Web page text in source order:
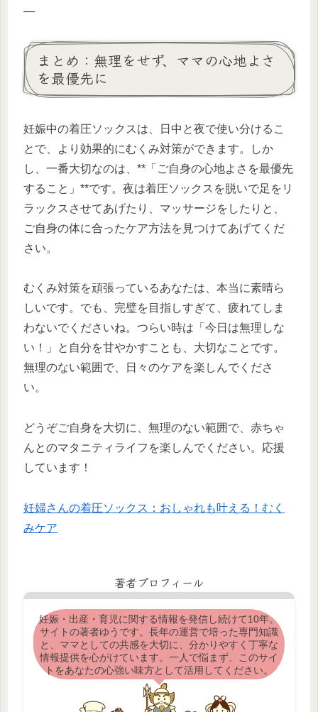
—
まとめ：無理をせず、ママの心地よさ
を最優先に
妊娠中の着圧ソックスは、日中と夜で使い分けるこ
とで、より効果的にむくみ対策ができます。しか
し、一番大切なのは、**「ご自身の心地よさを最優先
すること」**です。夜は着圧ソックスを脱いで足をリ
ラックスさせてあげたり、マッサージをしたりと、
ご自身の体に合ったケア方法を見つけてあげてくだ
さい。
むくみ対策を頑張っているあなたは、本当に素晴ら
しいです。でも、完璧を目指しすぎて、疲れてしま
わないでくださいね。つらい時は「今日は無理しな
い！」と自分を甘やかすことも、大切なことです。
無理のない範囲で、日々のケアを楽しんでくださ
い。
どうぞご自身を大切に、無理のない範囲で、赤ちゃ
んとのマタニティライフを楽しんでください。応援
しています！
妊婦さんの着圧ソックス：おしゃれも叶える！むく
みケア
著者プロフィール
妊娠・出産・育児に関する情報を発信し続けて10年。
サイトの著者ゆうです。長年の運営で培った専門知識
と、ママとしての共感を大切に、分かりやすく丁寧な
情報提供を心がけています。一人で悩まず、このサイ
トをあなたの心強い味方として活用してください。